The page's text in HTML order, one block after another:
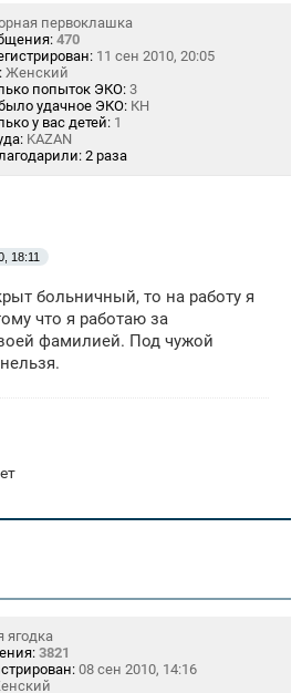
первоклашка
470
11 сен 2010, 20:05
Женский
попыток ЭКО: 3
удачное ЭКО: КН
у вас детей: 1
KAZAN
2 раза
18:11
больничный, то на работу я
что я работаю за
фамилией. Под чужой
ягодка
3821
08 сен 2010, 14:16